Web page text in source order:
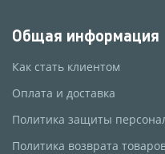
Общая информация
Как стать клиентом
Оплата и доставка
Политика защиты
Политика возврата